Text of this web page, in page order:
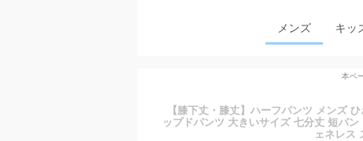
メンズ キッ
本ペ
【膝下丈・膝丈】ハーフパンツ メンズ
ップドパンツ 大きいサイズ 七分丈 短パ
ェネレス